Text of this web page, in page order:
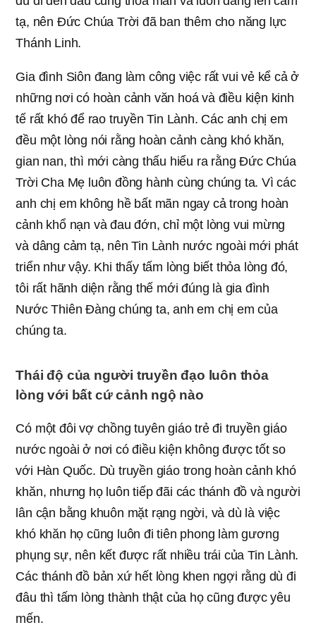
tạ, nên Đức Chúa Trời đã ban thêm cho năng lực
Thánh Linh.
Gia đình Siôn đang làm công việc rất vui vẻ kể cả ở
những nơi có hoàn cảnh văn hoá và điều kiện kinh
tế rất khó để rao truyền Tin Lành. Các anh chị em
đều một lòng nói rằng hoàn cảnh càng khó khăn,
gian nan, thì mới càng thấu hiểu ra rằng Đức Chúa
Trời Cha Mẹ luôn đồng hành cùng chúng ta. Vì các
anh chị em không hề bất mãn ngay cả trong hoàn
cảnh khổ nạn và đau đớn, chỉ một lòng vui mừng
và dâng cảm tạ, nên Tin Lành nước ngoài mới phát
triển như vậy. Khi thấy tấm lòng biết thỏa lòng đó,
tôi rất hãnh diện rằng thế mới đúng là gia đình
Nước Thiên Đàng chúng ta, anh em chị em của
chúng ta.
Thái độ của người truyền đạo luôn thỏa
lòng với bất cứ cảnh ngộ nào
Có một đôi vợ chồng tuyên giáo trẻ đi truyền giáo
nước ngoài ở nơi có điều kiện không được tốt so
với Hàn Quốc. Dù truyền giáo trong hoàn cảnh khó
khăn, nhưng họ luôn tiếp đãi các thánh đồ và người
lân cận bằng khuôn mặt rạng ngời, và dù là việc
khó khăn họ cũng luôn đi tiên phong làm gương
phụng sự, nên kết được rất nhiều trái của Tin Lành.
Các thánh đồ bản xứ hết lòng khen ngợi rằng dù đi
đâu thì tấm lòng thành thật của họ cũng được yêu
mến.